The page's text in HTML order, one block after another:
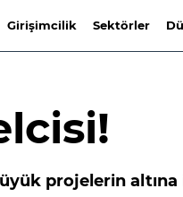
Girişimcilik Sektörler
projelerin altına